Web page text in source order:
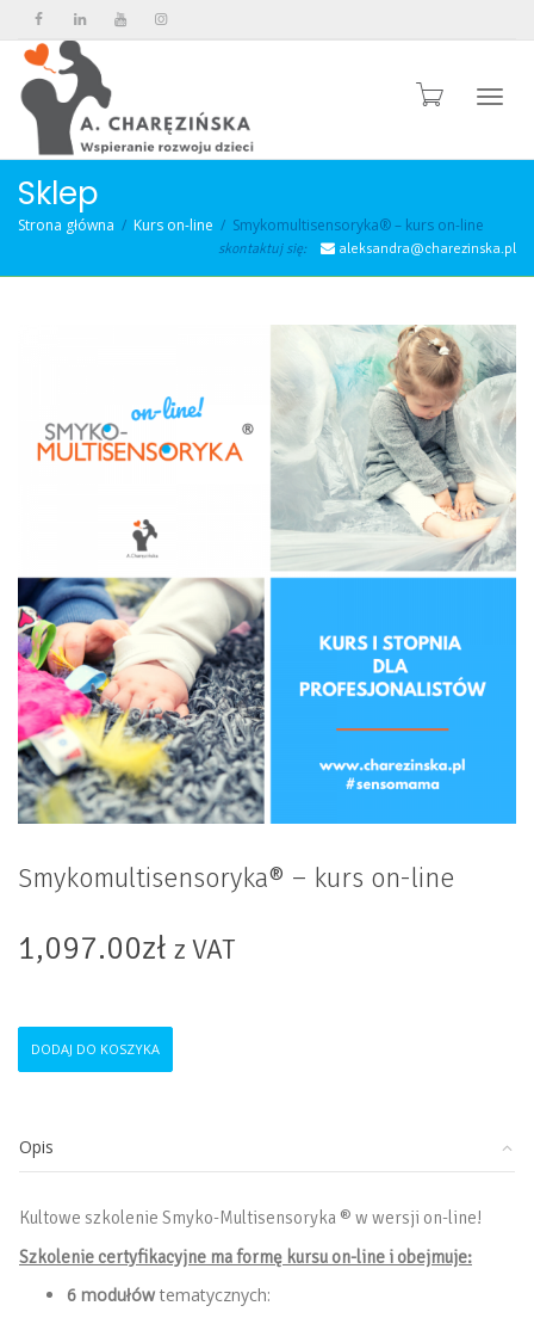
Sklep
Strona główna Kurs on-line Smykomultisensoryka® – kurs on-line
skontaktuj się: aleksandra@charezinska.pl
Smykomultisensoryka® – kurs on-line
1,097.00zł z VAT
ilość
Smykomultisensoryka®
line
DODAJ DO KOSZYKA
Opis
Kultowe szkolenie Smyko-Multisensoryka ® w wersji on-line!
Szkolenie certyfikacyjne ma formę kursu on-line i obejmuje:
6 modułów tematycznych: